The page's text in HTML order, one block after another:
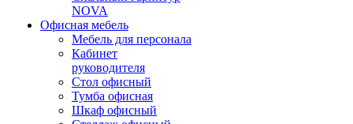
NOVA
Офисная мебель
Мебель для персонала
Кабинет
руководителя
Стол офисный
Тумба офисная
Шкаф офисный